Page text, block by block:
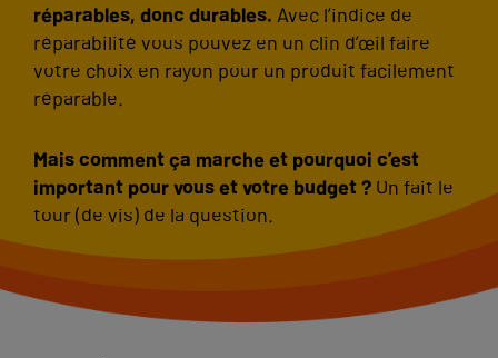
réparables, donc durables. Avec l’indice de
réparabilité vous pouvez en un clin d’œil faire
votre choix en rayon pour un produit facilement
réparable.
Mais comment ça marche et pourquoi c’est
important pour vous et votre budget ? On fait le
tour (de vis) de la question.